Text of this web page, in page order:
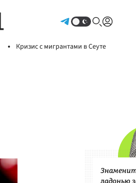
Кризис с мигрантами в Сеуте
ладонью